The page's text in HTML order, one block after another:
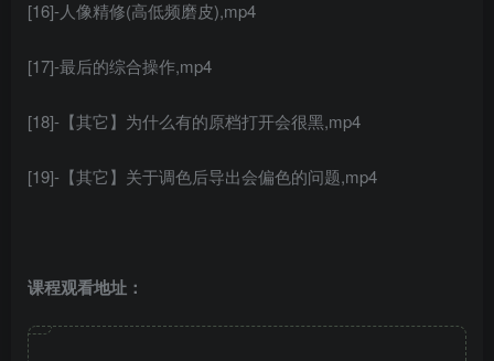
[16]-人像精修(高低频磨皮),mp4
[17]-最后的综合操作,mp4
[18]-【其它】为什么有的原档打开会很黑,mp4
[19]-【其它】关于调色后导出会偏色的问题,mp4
课程观看地址：